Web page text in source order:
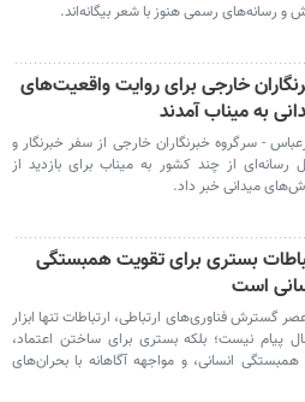
و رسانه‌های رسمی هنوز با شعر بیگانه‌اند.
خارجی برای روایت واقعیت‌های
به میناب آمدند
- سرگروه خبرنگاران خارجی از سفر خبرنگار و
رسانه‌ای از چند کشور به میناب برای بازدید از
میدانی خبر داد.
بستری برای تقویت همبستگی
است
گسترش فناوری‌های ارتباطی، ارتباطات تنها ابزار
پیام نیست؛ بلکه بستری برای ساختن اعتماد،
انسانی، و مواجهه آگاهانه با بحران‌های